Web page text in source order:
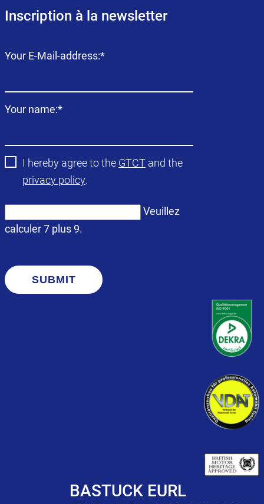
Inscription à la newsletter
Champ
Your E-Mail-address:*
Champ
Your name:*
I hereby agree to the GTCT and the
privacy policy.
Veuillez
calculer 7 plus 9.
SUBMIT
BASTUCK EURL